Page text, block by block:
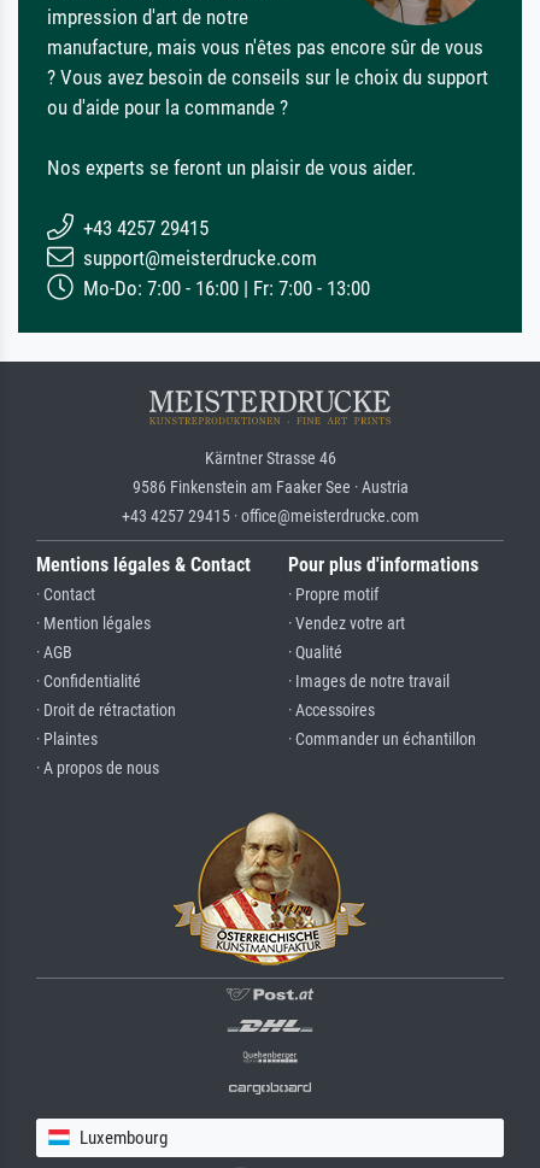
impression d'art de notre
manufacture, mais vous n'êtes pas encore sûr de vous
? Vous avez besoin de conseils sur le choix du support
ou d'aide pour la commande ?
Nos experts se feront un plaisir de vous aider.
+43 4257 29415
support@meisterdrucke.com
Mo-Do: 7:00 - 16:00 | Fr: 7:00 - 13:00
Kärntner Strasse 46
9586 Finkenstein am Faaker See · Austria
+43 4257 29415 · office@meisterdrucke.com
Mentions légales & Contact
· Contact
· Mention légales
· AGB
· Confidentialité
· Droit de rétractation
· Plaintes
· A propos de nous
Pour plus d'informations
· Propre motif
· Vendez votre art
· Qualité
· Images de notre travail
· Accessoires
· Commander un échantillon
Luxembourg